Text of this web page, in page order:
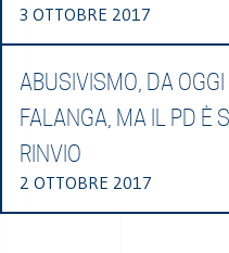
3 OTTOBRE 2017
ABUSIVISMO, DA
FALANGA, MA IL PD È
RINVIO
2 OTTOBRE 2017